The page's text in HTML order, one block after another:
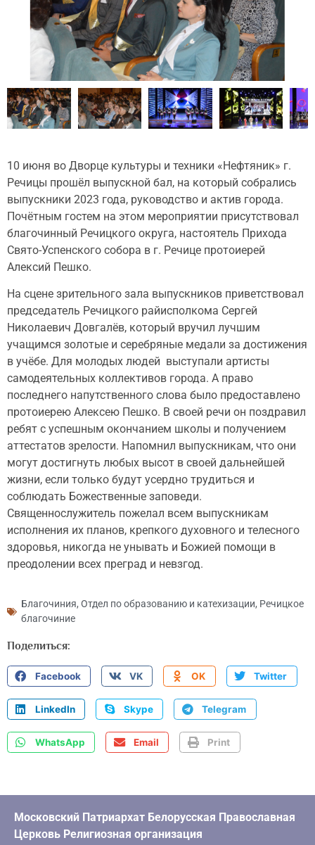
10 июня во Дворце культуры и техники «Нефтяник» г.
Речицы прошёл выпускной бал, на который собрались
выпускники 2023 года, руководство и актив города.
Почётным гостем на этом мероприятии присутствовал
благочинный Речицкого округа, настоятель Прихода
Свято-Успенского собора в г. Речице протоиерей
Алексий Пешко.
На сцене зрительного зала выпускников приветствовал
председатель Речицкого райисполкома Сергей
Николаевич Довгалёв, который вручил лучшим
учащимся золотые и серебряные медали за достижения
в учёбе. Для молодых людей выступали артисты
самодеятельных коллективов города. А право
последнего напутственного слова было предоставлено
протоиерею Алексею Пешко. В своей речи он поздравил
ребят с успешным окончанием школы и получением
аттестатов зрелости. Напомнил выпускникам, что они
могут достигнуть любых высот в своей дальнейшей
жизни, если только будут усердно трудиться и
соблюдать Божественные заповеди.
Священнослужитель пожелал всем выпускникам
исполнения их планов, крепкого духовного и телесного
здоровья, никогда не унывать и Божией помощи в
преодолении всех преград и невзгод.
Благочиния, Отдел по образованию и катехизации, Речицкое
благочиние
Поделиться:
Facebook VK OK Twitter
LinkedIn Skype Telegram
WhatsApp Email Print
Московский Патриархат Белорусская Православная
Церковь Религиозная организация